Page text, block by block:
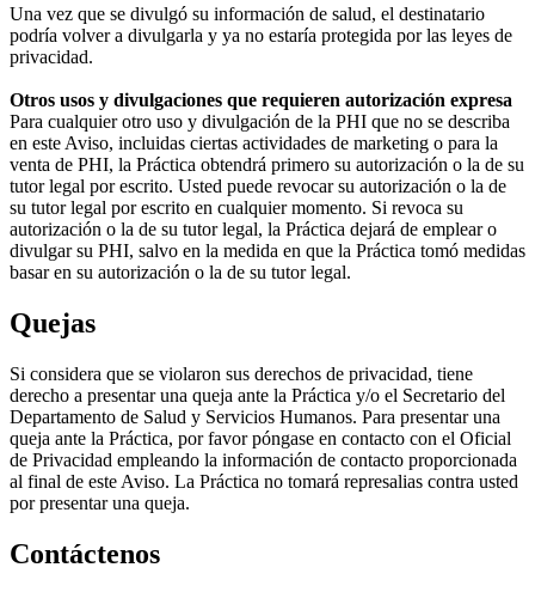
Una vez que se divulgó su información de salud, el destinatario
podría volver a divulgarla y ya no estaría protegida por las leyes de
privacidad.
Otros usos y divulgaciones que requieren autorización expresa
Para cualquier otro uso y divulgación de la PHI que no se describa
en este Aviso, incluidas ciertas actividades de marketing o para la
venta de PHI, la Práctica obtendrá primero su autorización o la de su
tutor legal por escrito. Usted puede revocar su autorización o la de
su tutor legal por escrito en cualquier momento. Si revoca su
autorización o la de su tutor legal, la Práctica dejará de emplear o
divulgar su PHI, salvo en la medida en que la Práctica tomó medidas
basar en su autorización o la de su tutor legal.
Quejas
Si considera que se violaron sus derechos de privacidad, tiene
derecho a presentar una queja ante la Práctica y/o el Secretario del
Departamento de Salud y Servicios Humanos. Para presentar una
queja ante la Práctica, por favor póngase en contacto con el Oficial
de Privacidad empleando la información de contacto proporcionada
al final de este Aviso. La Práctica no tomará represalias contra usted
por presentar una queja.
Contáctenos